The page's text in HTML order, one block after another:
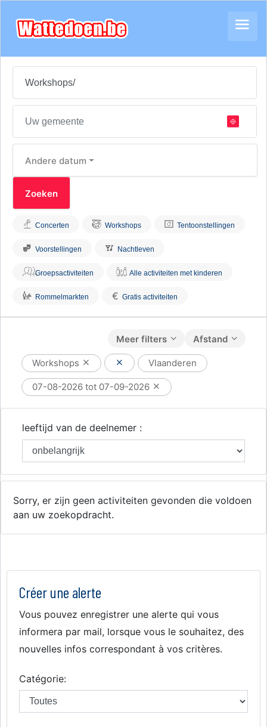
Andere datum
Concerten Workshops Tentoonstellingen
Voorstellingen Nachtleven
Groepsactiviteiten Alle activiteiten met kinderen
Rommelmarkten € Gratis activiteiten
Afstand
Meer filters
Workshops Vlaanderen
07-08-2026 tot 07-09-2026
leeftijd van de deelnemer :
Sorry, er zijn geen activiteiten gevonden die voldoen
aan uw zoekopdracht.
Créer une alerte
Vous pouvez enregistrer une alerte qui vous
informera par mail, lorsque vous le souhaitez, des
nouvelles infos correspondant à vos critères.
Catégorie: